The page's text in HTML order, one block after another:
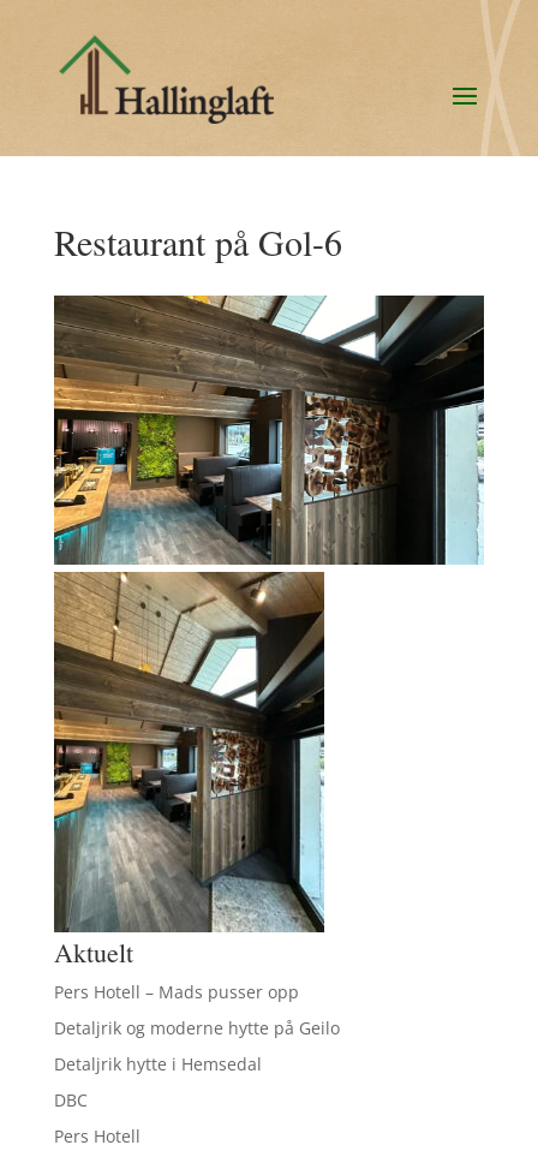
Restaurant på Gol-6
Aktuelt
Pers Hotell – Mads pusser opp
Detaljrik og moderne hytte på Geilo
Detaljrik hytte i Hemsedal
DBC
Pers Hotell